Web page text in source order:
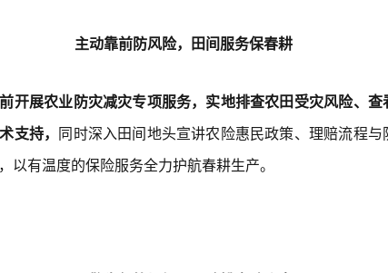
主动靠前防风险，田间服务保春耕
开展农业防灾减灾专项服务，实地排查农田受灾风险、查
支持， 同时深入田间地头宣讲农险惠民政策、理赔流程与
以有温度的保险服务全力护航春耕生产。